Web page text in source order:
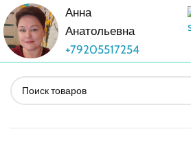
Анна
Анатольевна
+79205517254